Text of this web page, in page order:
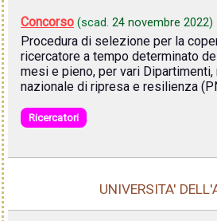
Concorso (scad. 24 novembre 2022)
Procedura di selezione per la
ricercatore a tempo determinato
mesi e pieno, per vari
nazionale di ripresa e resilienza
Ricercatori
UNIVERSITA'